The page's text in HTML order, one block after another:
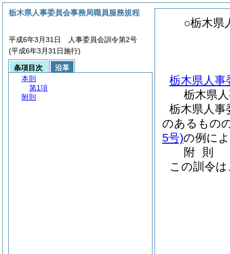
○栃木県
栃木県人事
栃木県
栃木県人
のあるもの
5号)の例に
附 則
この訓令
栃木県人事委員会事務局職員服務規程
平成6年3月31日 人事委員会訓令第2号
(平成6年3月31日施行)
条項目次
沿革
本則
第1項
附則